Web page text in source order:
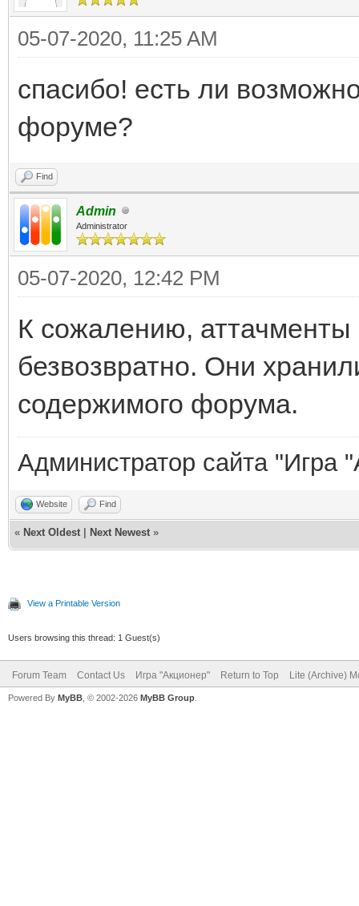
05-07-2020, 11:25 AM
спасибо! есть ли
форуме?
Find
Admin
Administrator
05-07-2020, 12:42 PM
К сожалению,
безвозвратно. Они
содержимого форума.
Администратор сайта "Игра
Website Find
« Next Oldest Next Newest »
View a Printable Version
Users browsing this thread: 1 Guest(s)
Forum Team Contact Us Игра "Акционер" Return to Top Lite (Archive)
Powered By MyBB , © 2002-2026 MyBB Group